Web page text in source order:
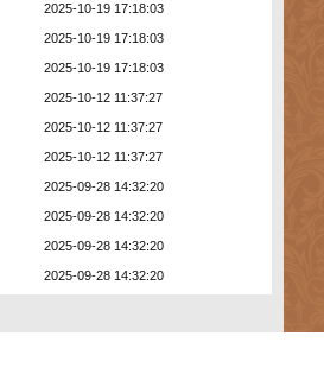
2025-10-19 17:18:03
2025-10-19 17:18:03
2025-10-19 17:18:03
2025-10-12 11:37:27
2025-10-12 11:37:27
2025-10-12 11:37:27
2025-09-28 14:32:20
2025-09-28 14:32:20
2025-09-28 14:32:20
2025-09-28 14:32:20